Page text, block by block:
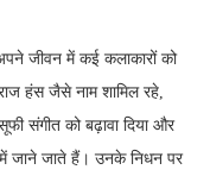
जीवन में कई कलाकारों को
हंस जैसे नाम शामिल रहे,
संगीत को बढ़ावा दिया और
में जाने जाते हैं। उनके निधन पर